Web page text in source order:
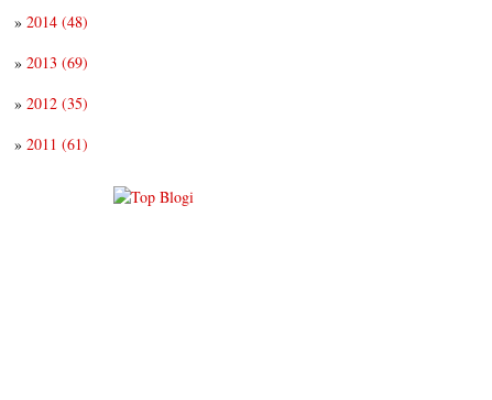
» 2014 (48)
» 2013 (69)
» 2012 (35)
» 2011 (61)